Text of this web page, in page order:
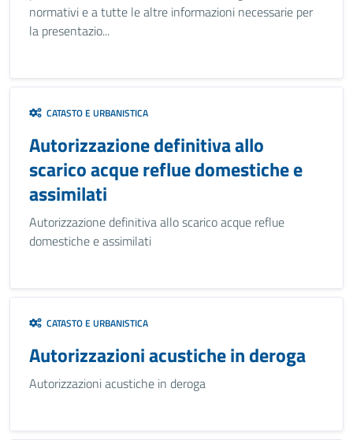
normativi e a tutte le altre informazioni necessarie per
la presentazio...
CATASTO E URBANISTICA
Autorizzazione definitiva allo
scarico acque reflue domestiche e
assimilati
Autorizzazione definitiva allo scarico acque reflue
domestiche e assimilati
CATASTO E URBANISTICA
Autorizzazioni acustiche in deroga
Autorizzazioni acustiche in deroga